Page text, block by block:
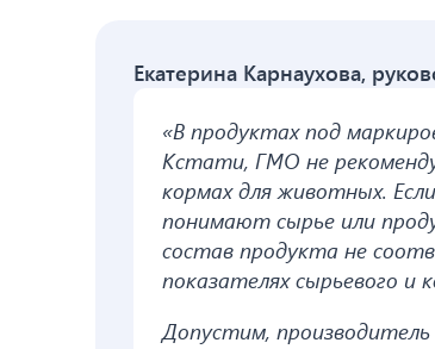
Екатерина Карнаухова,
«В продуктах под
Кстати, ГМО не
кормах для животных.
понимают сырье или
состав продукта не
показателях сырьевого и
Допустим,